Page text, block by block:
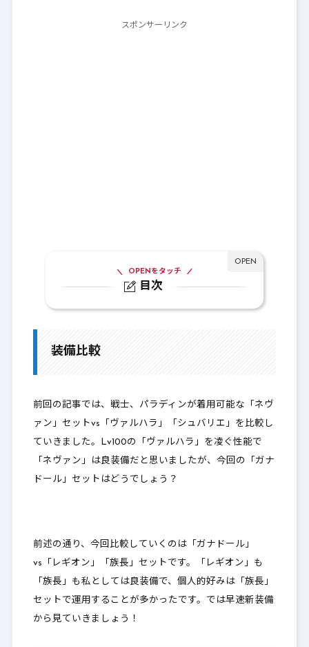
スポンサーリンク
目次
OPENをタッチ
1-2. Lv100レギオン装備セット
2. 最後に
装備比較
前回の記事では、戦士、パラディンが着用可能な「ネヴ
ァン」セットvs「ヴァルハラ」「シュバリエ」を比較し
ていきました。Lv100の「ヴァルハラ」を凌ぐ性能で
「ネヴァン」は良装備だと思いましたが、今回の「ガナ
ドール」セットはどうでしょう？
前述の通り、今回比較していくのは「ガナドール」
vs「レギオン」「族長」セットです。「レギオン」も
「族長」も私としては良装備で、個人的好みは「族長」
セットで運用することが多かったです。では早速新装備
から見ていきましょう！